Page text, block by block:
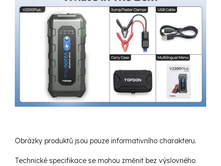
Obrázky produktů jsou pouze informativního charakteru.
Technické specifikace se mohou změnit bez výslovného